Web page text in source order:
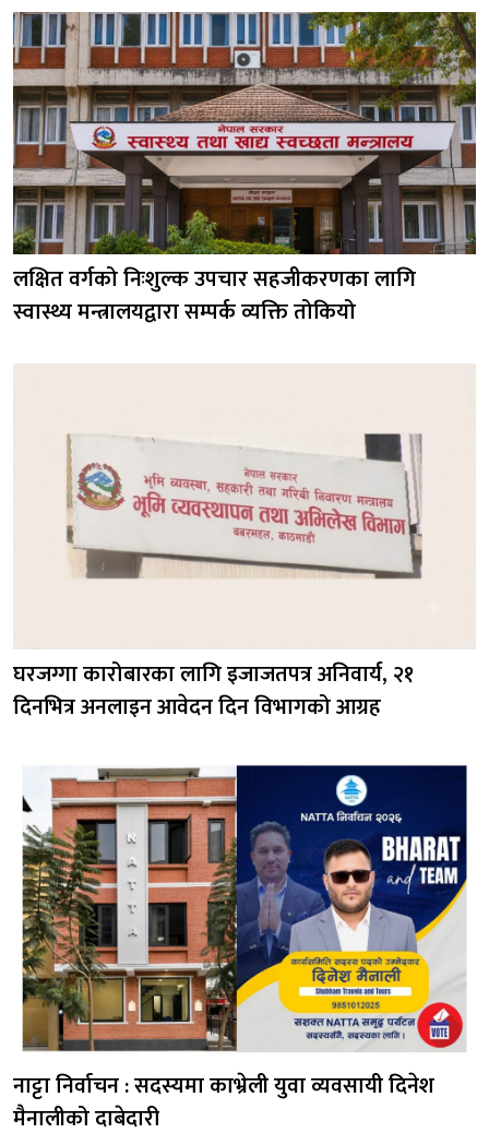
लक्षित वर्गको निःशुल्क उपचार सहजीकरणका लागि
स्वास्थ्य मन्त्रालयद्वारा सम्पर्क व्यक्ति तोकियो
घरजग्गा कारोबारका लागि इजाजतपत्र अनिवार्य, २१
दिनभित्र अनलाइन आवेदन दिन विभागको आग्रह
नाट्टा निर्वाचन : सदस्यमा काभ्रेली युवा व्यवसायी दिनेश
मैनालीको दाबेदारी